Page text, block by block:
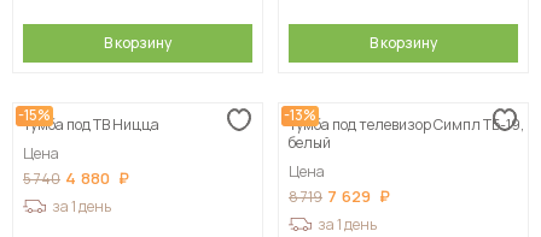
В корзину В корзину
-15%
Тумба под ТВ Ницца
Цена
5 740 4 880
за 1 день
-13%
Тумба под телевизор Симпл ТБ-19,
белый
Цена
8 719 7 629
за 1 день